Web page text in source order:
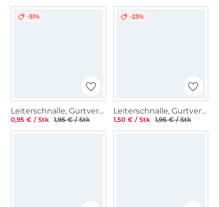
-51%
Leiterschnalle, Gurtversteller Metall 38 mm, gunmetal
0,95 € / Stk 1,95 € / Stk
-23%
Leiterschnalle, Gurtversteller Metall 40 mm, glänzend anthrazit
1,50 € / Stk 1,95 € / Stk